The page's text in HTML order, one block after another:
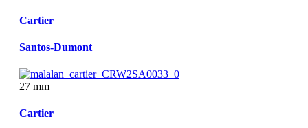
Cartier
Santos-Dumont
27 mm
Cartier